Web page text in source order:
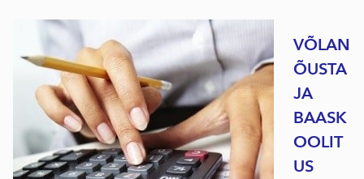
VÕLAN
ÕUSTA
JA
BAASK
OOLIT
US